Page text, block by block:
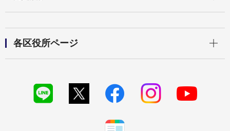
各区役所ページ